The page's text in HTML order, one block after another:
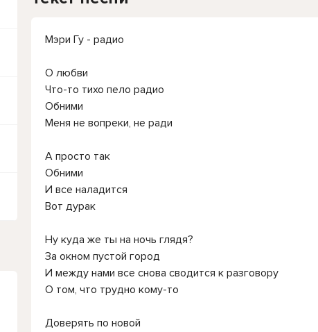
Мэри Гу - радио
О любви
Что-то тихо пело радио
Обними
Меня не вопреки, не ради
А просто так
Обними
И все наладится
Вот дурак
Ну куда же ты на ночь глядя?
За окном пустой город
И между нами все снова сводится к разговору
О том, что трудно кому-то
Доверять по новой